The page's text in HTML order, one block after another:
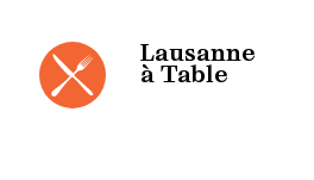
contenu
Lausanne
à Table